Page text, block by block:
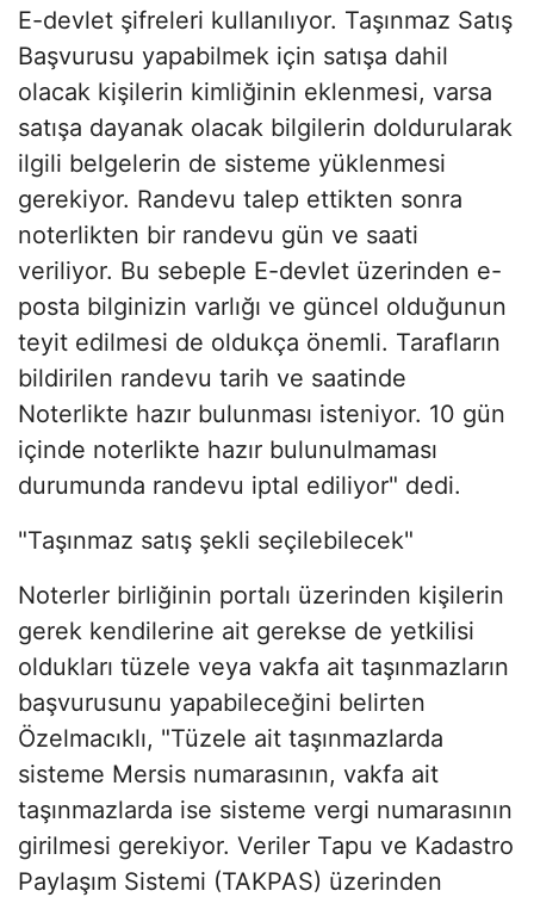
E-devlet şifreleri kullanılıyor. Taşınmaz Satış
Başvurusu yapabilmek için satışa dahil
olacak kişilerin kimliğinin eklenmesi, varsa
satışa dayanak olacak bilgilerin doldurularak
ilgili belgelerin de sisteme yüklenmesi
gerekiyor. Randevu talep ettikten sonra
noterlikten bir randevu gün ve saati
veriliyor. Bu sebeple E-devlet üzerinden e-
posta bilginizin varlığı ve güncel olduğunun
teyit edilmesi de oldukça önemli. Tarafların
bildirilen randevu tarih ve saatinde
Noterlikte hazır bulunması isteniyor. 10 gün
içinde noterlikte hazır bulunulmaması
durumunda randevu iptal ediliyor" dedi.
"Taşınmaz satış şekli seçilebilecek"
Noterler birliğinin portalı üzerinden kişilerin
gerek kendilerine ait gerekse de yetkilisi
oldukları tüzele veya vakfa ait taşınmazların
başvurusunu yapabileceğini belirten
Özelmacıklı, "Tüzele ait taşınmazlarda
sisteme Mersis numarasının, vakfa ait
taşınmazlarda ise sisteme vergi numarasının
girilmesi gerekiyor. Veriler Tapu ve Kadastro
Paylaşım Sistemi (TAKPAS) üzerinden